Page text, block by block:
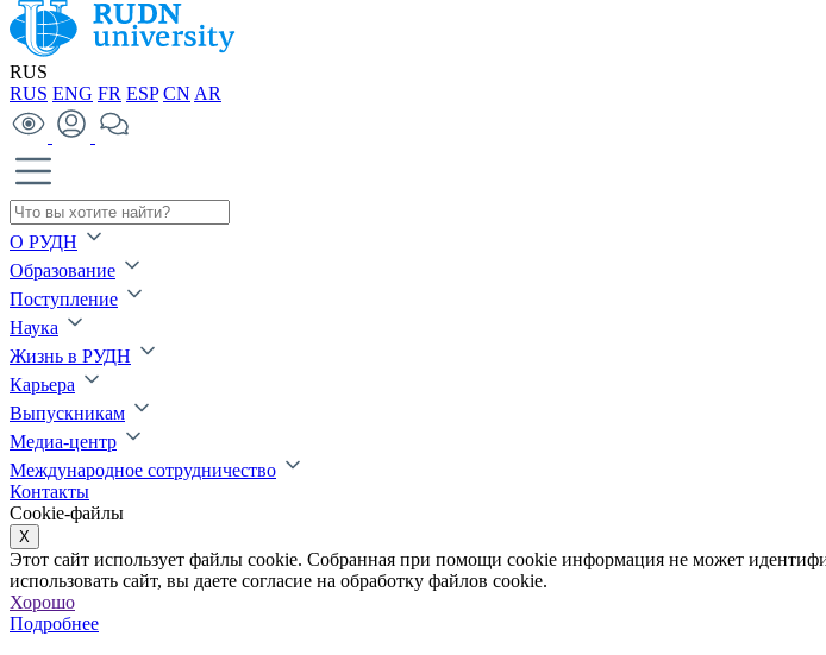
RUS
RUS ENG FR ESP CN AR
О РУДН
Образование
Поступление
Наука
Жизнь в РУДН
Карьера
Выпускникам
Медиа-центр
Международное сотрудничество
Контакты
Cookie-файлы
X
Этот сайт использует файлы cookie. Собранная при помощи cookie информация не может
использовать сайт, вы даете согласие на обработку файлов cookie.
Хорошо
Подробнее